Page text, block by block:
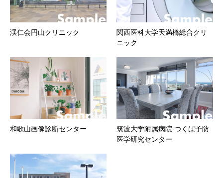
渓仁会円山クリニック
関西医科大学天満橋総合クリ
ニック
和歌山画像診断センター
筑波大学附属病院 つくば予防
医学研究センター